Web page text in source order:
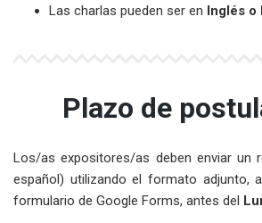
Las charlas pueden ser en Inglés o
Plazo de
Los/as expositores/as deben enviar un
español) utilizando el formato adjunto,
formulario de Google Forms, antes del